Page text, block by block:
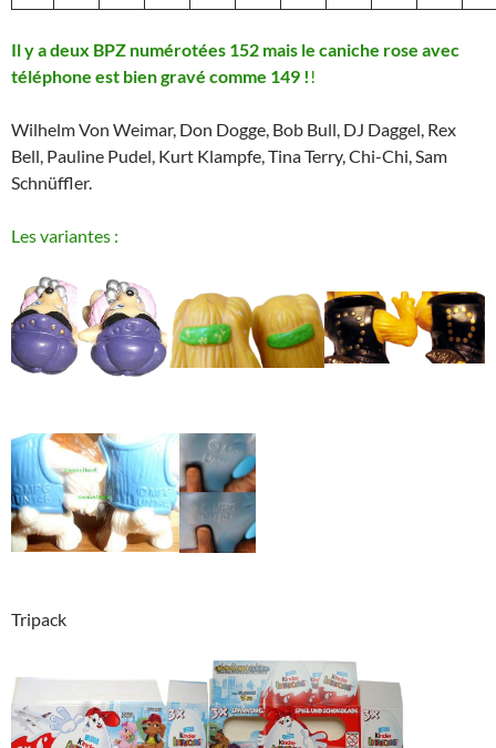
Il y a deux BPZ numérotées 152 mais le caniche rose avec
téléphone est bien gravé comme 149 ! !
Wilhelm Von Weimar, Don Dogge, Bob Bull, DJ Daggel, Rex
Bell, Pauline Pudel, Kurt Klampfe, Tina Terry, Chi-Chi, Sam
Schnüffler.
Les variantes :
Tripack